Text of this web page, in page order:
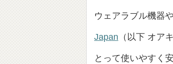
ウェアラブル機器
Japan （以下 オア
とって使いやすく